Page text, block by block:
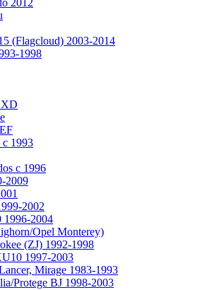
2012
(Flagcloud) 2003-2014
1998
XD
1993
с 1996
2009
2002
2004
Opel Monterey)
(ZJ) 1992-1998
1997-2003
Mirage 1983-1993
Protege BJ 1998-2003